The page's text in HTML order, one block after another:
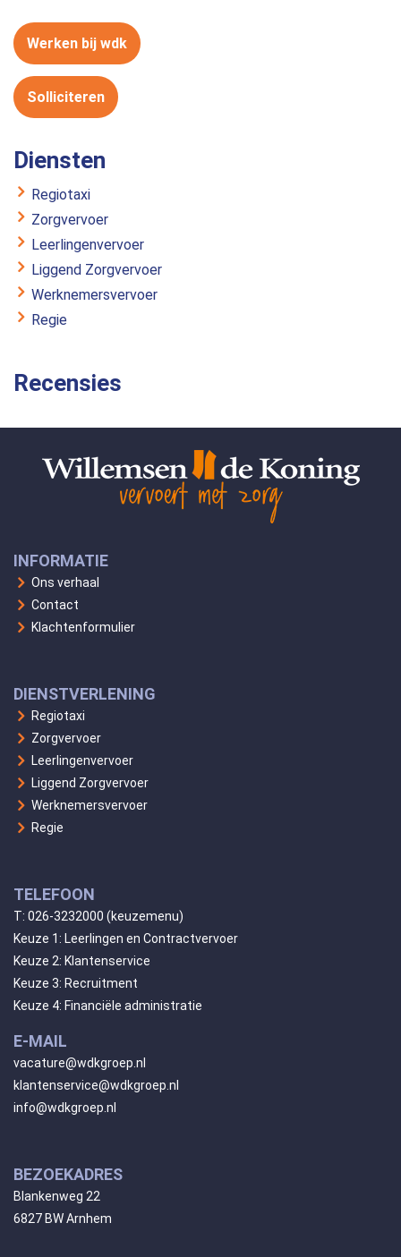
Werken bij wdk
Solliciteren
Diensten
Regiotaxi
Zorgvervoer
Leerlingenvervoer
Liggend Zorgvervoer
Werknemersvervoer
Regie
Recensies
INFORMATIE
Ons verhaal
Contact
Klachtenformulier
DIENSTVERLENING
Regiotaxi
Zorgvervoer
Leerlingenvervoer
Liggend Zorgvervoer
Werknemersvervoer
Regie
TELEFOON
T: 026-3232000 (keuzemenu)
Keuze 1: Leerlingen en Contractvervoer
Keuze 2: Klantenservice
Keuze 3: Recruitment
Keuze 4: Financiële administratie
E-MAIL
vacature@wdkgroep.nl
klantenservice@wdkgroep.nl
info@wdkgroep.nl
BEZOEKADRES
Blankenweg 22
6827 BW Arnhem